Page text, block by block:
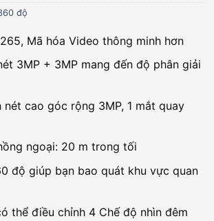
độ
Mã hóa Video thông minh hơn
3MP + 3MP mang đến độ phân giải
nét cao góc rộng 3MP, 1 mắt quay
ngoại: 20 m trong tối
độ giúp bạn bao quát khu vực quan
thể điều chỉnh 4 Chế độ nhìn đêm